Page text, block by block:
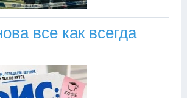
все как всегда